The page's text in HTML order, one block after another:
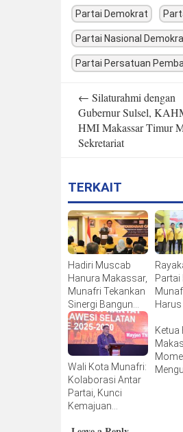
Partai Demokrat
Partai Nasional
Partai Persatuan
navigation
← Silaturahmi dengan
Gubernur Sulsel,
HMI Makassar Timur
Sekretariat
TERKAIT
Hadiri Muscab
Hanura Makassar,
Munafri Tekankan
Sinergi Bangun
Kota
Partai
Wali Kota Munafri:
Kolaborasi Antar
Partai, Kunci
Kemajuan
Ketua